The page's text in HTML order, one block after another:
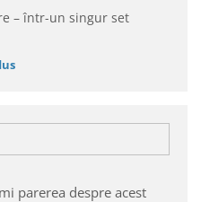
– într-un singur set
parerea despre acest